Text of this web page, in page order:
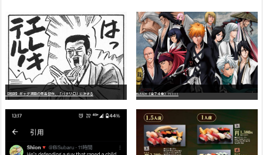
【朗報】ギャグ漫画の最高傑作、「パタリロ」に決まる BLEACH（全７４巻）?!!!!!